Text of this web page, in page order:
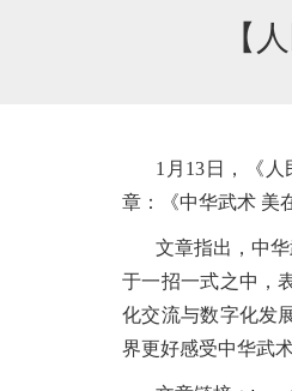
【
1月13日，《
章：《中华武术 美
文章指出，中
于一招一式之中，
化交流与数字化发
界更好感受中华武术